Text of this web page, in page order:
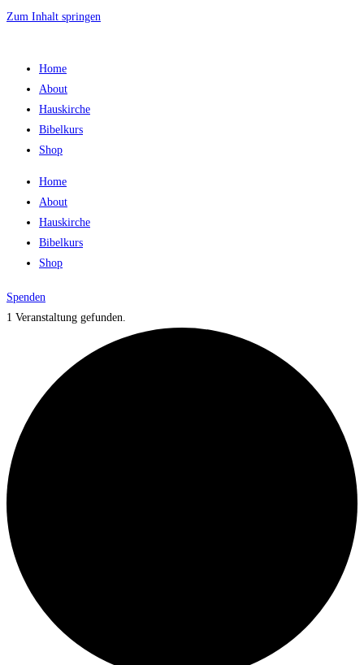
Zum Inhalt springen
Home
About
Hauskirche
Bibelkurs
Shop
Home
About
Hauskirche
Bibelkurs
Shop
Spenden
1 Veranstaltung gefunden.